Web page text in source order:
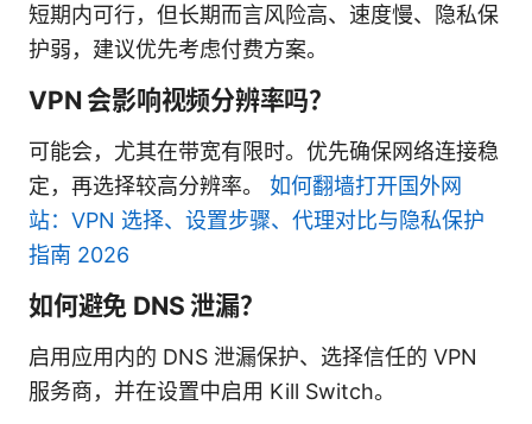
短期内可行，但长期而言风险高、速度慢、隐私保
护弱，建议优先考虑付费方案。
VPN 会影响视频分辨率吗？
可能会，尤其在带宽有限时。优先确保网络连接稳
定，再选择较高分辨率。 如何翻墙打开国外网
站：VPN 选择、设置步骤、代理对比与隐私保护
指南 2026
如何避免 DNS 泄漏？
启用应用内的 DNS 泄漏保护、选择信任的 VPN
服务商，并在设置中启用 Kill Switch。